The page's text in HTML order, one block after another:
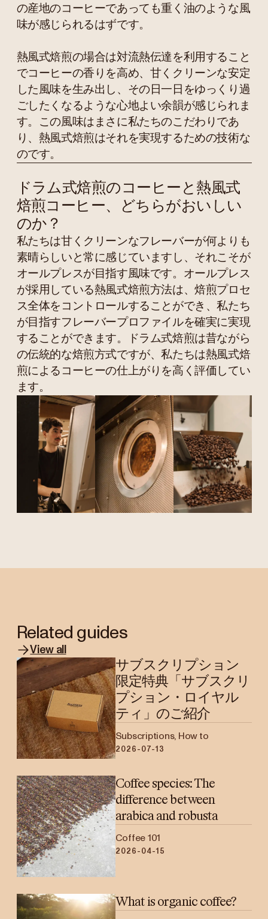
の産地のコーヒーであっても重く油のような風
味が感じられるはずです。
熱風式焙煎の場合は対流熱伝達を利用すること
でコーヒーの香りを高め、甘くクリーンな安定
した風味を生み出し、その日一日をゆっくり過
ごしたくなるような心地よい余韻が感じられま
す。この風味はまさに私たちのこだわりであ
り、熱風式焙煎はそれを実現するための技術な
のです。
ドラム式焙煎のコーヒーと熱風式
焙煎コーヒー、どちらがおいしい
のか？
私たちは甘くクリーンなフレーバーが何よりも
素晴らしいと常に感じていますし、それこそが
オールプレスが目指す風味です。オールプレス
が採用している熱風式焙煎方法は、焙煎プロセ
ス全体をコントロールすることができ、私たち
が目指すフレーバープロファイルを確実に実現
することができます。ドラム式焙煎は昔ながら
の伝統的な焙煎方式ですが、私たちは熱風式焙
煎によるコーヒーの仕上がりを高く評価してい
ます。
Related guides
View all
サブスクリプション
限定特典「サブスクリ
プション・ロイヤル
ティ」のご紹介
Subscriptions, How to
2026-07-13
Coffee species: The
difference between
arabica and robusta
Coffee 101
2026-04-15
What is organic coffee?